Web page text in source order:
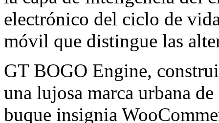
electrónico del ciclo de
móvil que distingue las
GT BOGO Engine,
una lujosa marca urbana
buque insignia